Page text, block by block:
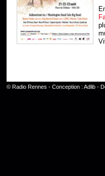
© Radio Rennes - Conception : Adlib-